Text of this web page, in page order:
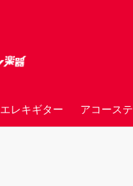
エレキギター アコース